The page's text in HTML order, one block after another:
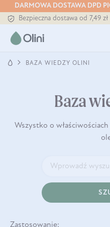
DARMOWA DOSTAWA DPD
Bezpieczna dostawa od 7,49 zł
Darmowa dostawa od 199 zł
Tłoczony zawsze na zimno
BAZA WIEDZY OLINI
Baza
Wszystko o
Zastosowanie: